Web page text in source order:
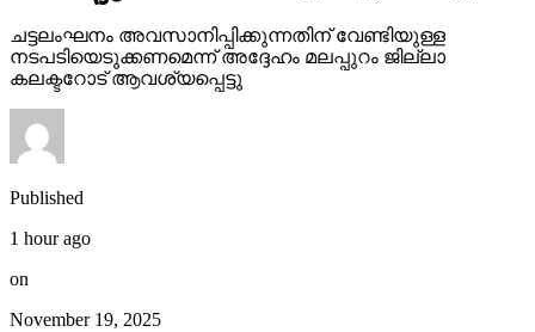
ചട്ടലംഘനം അവസാനിപ്പിക്കുന്നതിന് വേണ്ടിയുള്ള
നടപടിയെടുക്കണമെന്ന് അദ്ദേഹം മലപ്പുറം ജില്ലാ
കലക്ടറോട് ആവശ്യപ്പെട്ടു
Published
1 hour ago
on
November 19, 2025